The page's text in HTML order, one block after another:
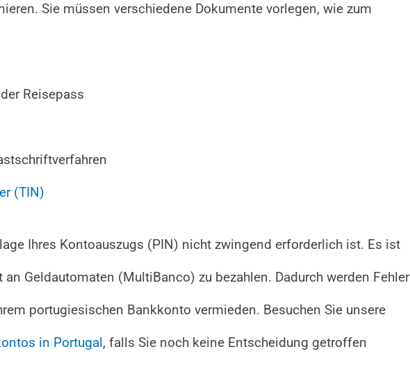
Sie müssen verschiedene Dokumente vorlegen, wie zum
Reisepass
(TIN)
Ihres Kontoauszugs (PIN) nicht zwingend erforderlich ist. Es ist
Geldautomaten (MultiBanco) zu bezahlen. Dadurch werden Fehler
portugiesischen Bankkonto vermieden. Besuchen Sie unsere
in Portugal, falls Sie noch keine Entscheidung getroffen